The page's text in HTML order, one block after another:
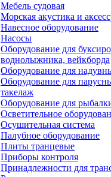
Мебель судовая
Морская акустика и
Навесное оборудование
Насосы
Оборудование для
воднолыжника, вейкборда
Оборудование для
Оборудование для
такелаж
Оборудование для
Осветительное
Осушительная система
Палубное оборудование
Плиты транцевые
Приборы контроля
Принадлежности для